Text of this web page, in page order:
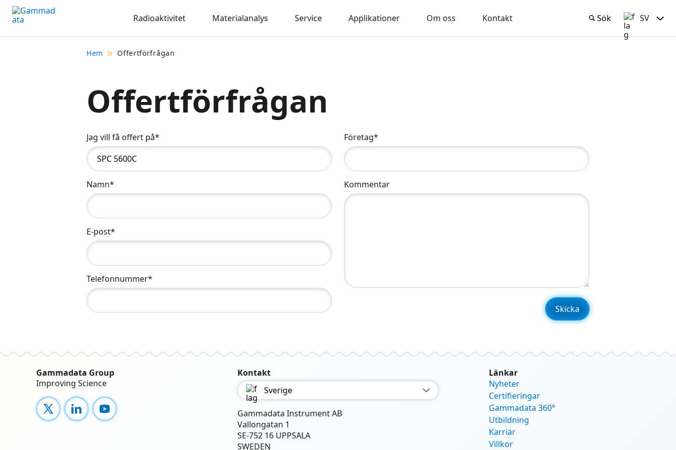
Hoppa
till
Radioaktivitet Materialanalys Service Applikationer Om oss Kontakt Sök
Sök Svenska
SV
Hem Offertförfrågan
Offertförfrågan
Jag vill få offert på*
Namn*
E-post*
Telefonnummer*
Företag*
Kommentar
Gammadata Group
Improving Science
X LinkedInYouTube
Kontakt
Sverige
Gammadata Instrument AB
Vallongatan 1
SE-752 16 UPPSALA
SWEDEN
Länkar
Nyheter
Certifieringar
Gammadata 360°
Utbildning
Karriär
Villkor